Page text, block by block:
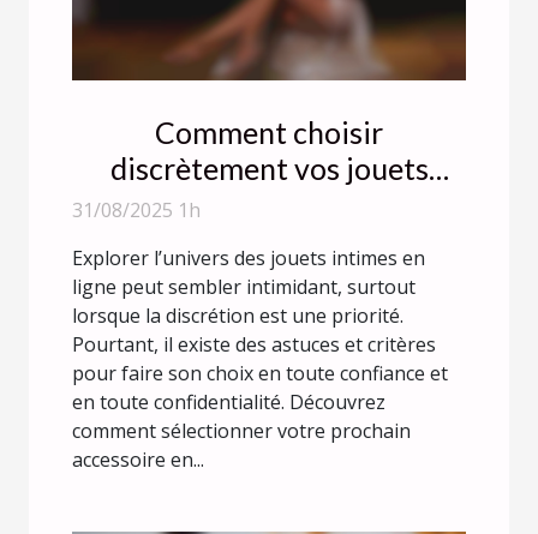
Comment choisir
discrètement vos jouets
intimes en ligne ?
31/08/2025 1h
Explorer l’univers des jouets intimes en
ligne peut sembler intimidant, surtout
lorsque la discrétion est une priorité.
Pourtant, il existe des astuces et critères
pour faire son choix en toute confiance et
en toute confidentialité. Découvrez
comment sélectionner votre prochain
accessoire en...